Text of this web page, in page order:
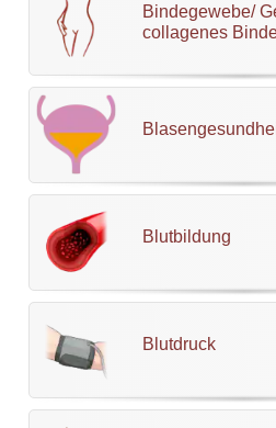
Bindegewebe/
collagenes
Blutbildung
Blutdruck